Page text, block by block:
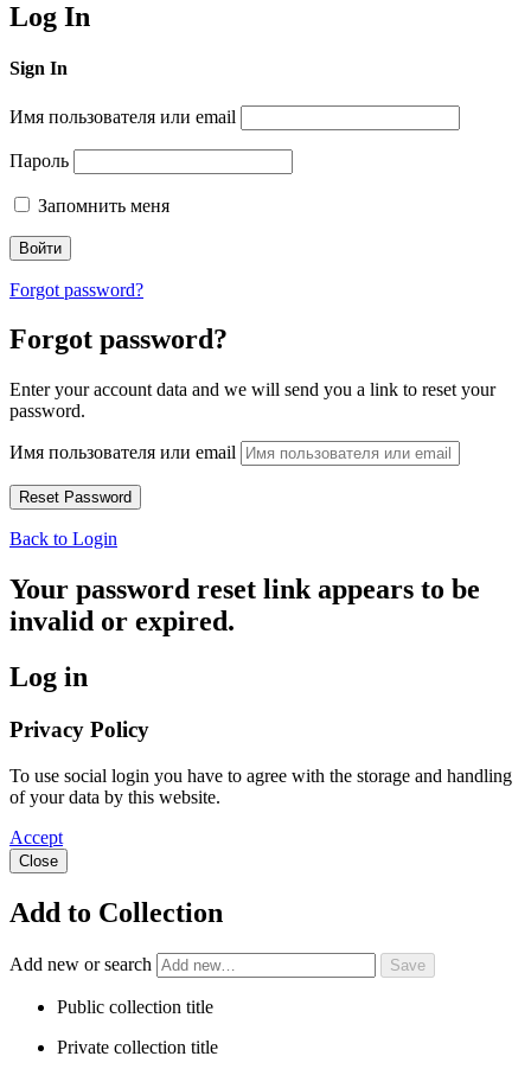
Log In
Sign In
Имя пользователя или email
Пароль
Запомнить меня
Forgot password?
Forgot password?
Enter your account data and we will send you a link to reset your
password.
Имя пользователя или email
Back to Login
Your password reset link appears to be
invalid or expired.
Log in
Privacy Policy
To use social login you have to agree with the storage and handling
of your data by this website.
Accept
Close
Add to Collection
Add new or search
Public collection title
Private collection title